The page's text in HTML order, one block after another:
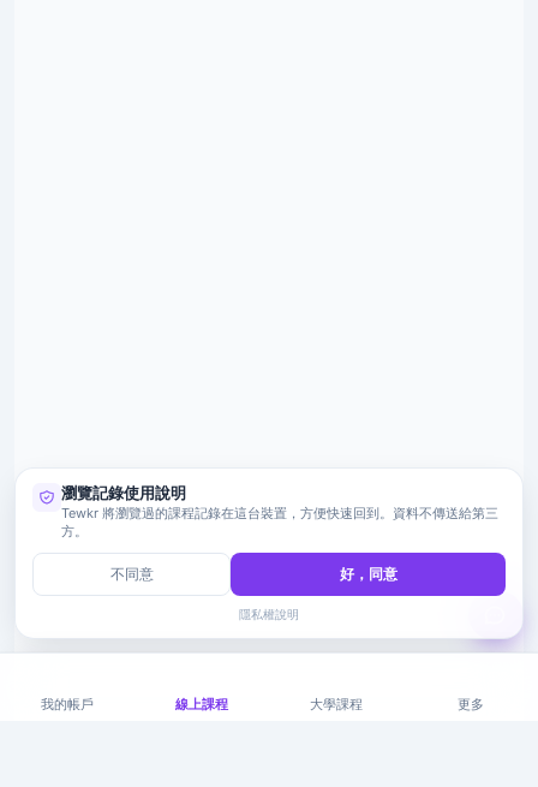
我的帳戶 線上課程 大學課程 更多
瀏覽記錄使用說明
Tewkr 將瀏覽過的課程記錄在這台裝置，方便快速回到。資料不傳送給第三
方。
不同意 好，同意
隱私權說明